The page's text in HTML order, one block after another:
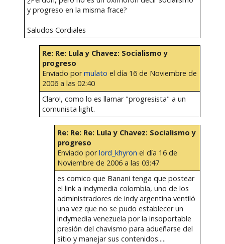
y progreso en la misma frace?
Saludos Cordiales
Re: Re: Lula y Chavez: Socialismo y
progreso
Enviado pormulato el día 16 de Noviembre de
2006 a las 02:40
Claro!, como lo es llamar "progresista" a un
comunista light.
Re: Re: Re: Lula y Chavez: Socialismo y
progreso
Enviado porlord_khyron el día 16 de
Noviembre de 2006 a las 03:47
es comico que Banani tenga que postear
el link a indymedia colombia, uno de los
administradores de indy argentina ventiló
una vez que no se pudo establecer un
indymedia venezuela por la insoportable
presión del chavismo para adueñarse del
sitio y manejar sus contenidos.....